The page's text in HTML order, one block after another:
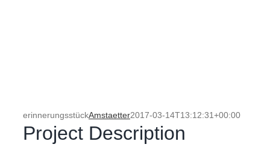
erinnerungsstückAmstaetter2017-03-14T13:12:31+00:00
Project Description